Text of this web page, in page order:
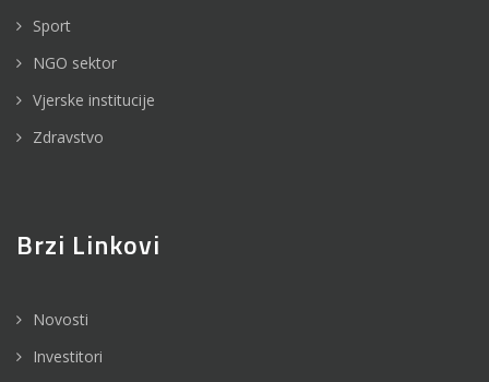
Sport
NGO sektor
Vjerske institucije
Zdravstvo
Brzi Linkovi
Novosti
Investitori